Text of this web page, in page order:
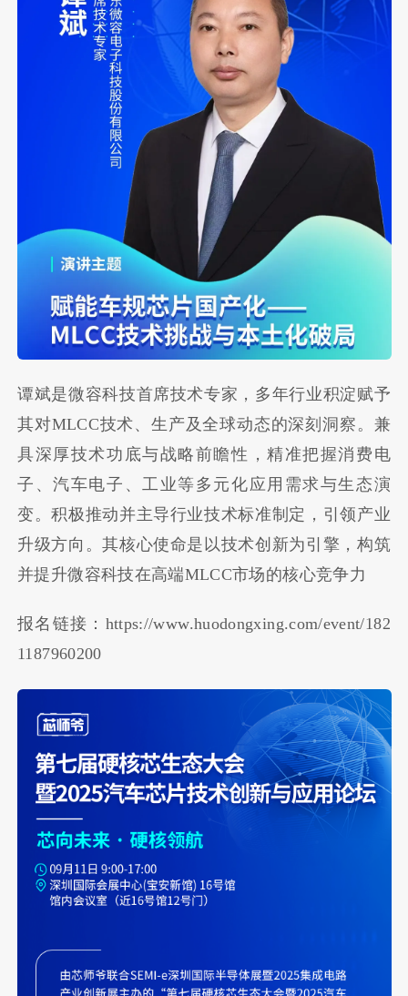
谭斌是微容科技首席技术专家，多年行业积淀赋予
其对MLCC技术、生产及全球动态的深刻洞察。兼
具深厚技术功底与战略前瞻性，精准把握消费电
子、汽车电子、工业等多元化应用需求与生态演
变。积极推动并主导行业技术标准制定，引领产业
升级方向。其核心使命是以技术创新为引擎，构筑
并提升微容科技在高端MLCC市场的核心竞争力
报名链接：https://www.huodongxing.com/event/182
1187960200